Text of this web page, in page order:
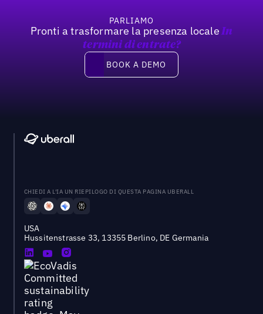
PARLIAMO
Pronti a trasformare la presenza locale In
termini di entrate?
Book a demo
BOOK A DEMO
CHIEDI A L'IA UN RIEPILOGO DI QUESTA PAGINA UBERALL
USA
Hussitenstrasse 33, 13355 Berlino, DE Germania